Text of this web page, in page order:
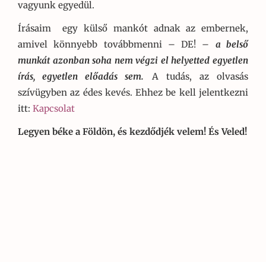
vagyunk egyedül.
Írásaim egy külső mankót adnak az embernek,
amivel könnyebb továbbmenni – DE! – a belső
munkát azonban soha nem végzi el helyetted egyetlen
írás, egyetlen előadás sem. A tudás, az olvasás
szívügyben az édes kevés. Ehhez be kell jelentkezni
itt: Kapcsolat
Legyen béke a Földön, és kezdődjék velem! És Veled!